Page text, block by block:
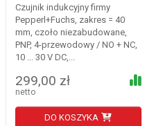
Czujnik indukcyjny firmy
Pepperl+Fuchs, zakres = 40
mm, czoło niezabudowane,
PNP, 4-przewodowy / NO + NC,
10 ... 30 V DC,...
299,00 zł
netto
DO KOSZYKA